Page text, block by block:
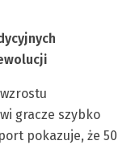
gracze szybko
pokazuje, że 50